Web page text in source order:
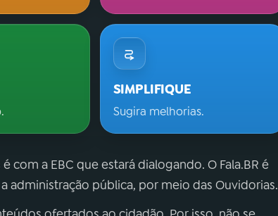
SIMPLIFIQUE
Sugira melhorias.
com a EBC que estará dialogando. O Fala.BR é
administração pública, por meio das Ouvidorias.